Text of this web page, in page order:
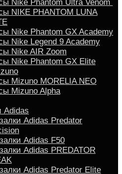
Nike Phantom Ultra Venom
NIKE PHANTOM LUNA
Nike Phantom GX Academy
Nike Legend 9 Academy
Nike AIR Zoom
Nike Phantom GX Elite
Mizuno MORELIA NEO
Mizuno Alpha
Adidas
Adidas Predator
Adidas F50
Adidas PREDATOR
Adidas Predator Elite